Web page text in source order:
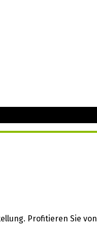
Profitieren Sie von